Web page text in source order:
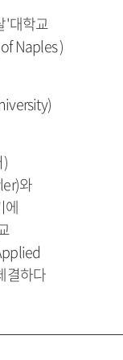
'대학교
Naples )
와
에
결하다